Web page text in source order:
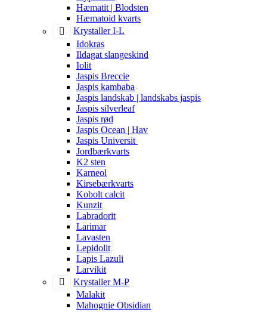
Hæmatit | Blodsten
Hæmatoid kvarts
Krystaller I-L
Idokras
Ildagat slangeskind
Iolit
Jaspis Breccie
Jaspis kambaba
Jaspis landskab | landskabs jaspis
Jaspis silverleaf
Jaspis rød
Jaspis Ocean | Hav
Jaspis Universit
Jordbærkvarts
K2 sten
Karneol
Kirsebærkvarts
Kobolt calcit
Kunzit
Labradorit
Larimar
Lavasten
Lepidolit
Lapis Lazuli
Larvikit
Krystaller M-P
Malakit
Mahognie Obsidian